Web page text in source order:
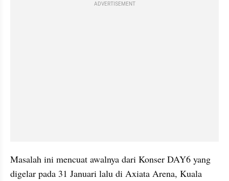
ADVERTISEMENT
Masalah ini mencuat awalnya dari Konser DAY6 yang
digelar pada 31 Januari lalu di Axiata Arena, Kuala